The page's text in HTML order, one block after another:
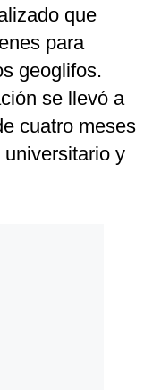
que
para
geoglifos.
se llevó a
cuatro meses
y